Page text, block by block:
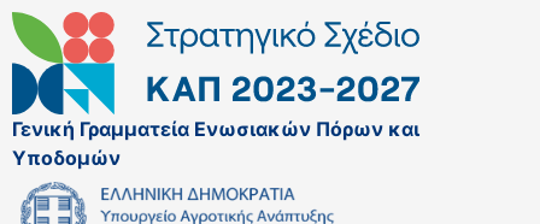
Γενική Γραμματεία Ενωσιακών Πόρων και
Υποδομών